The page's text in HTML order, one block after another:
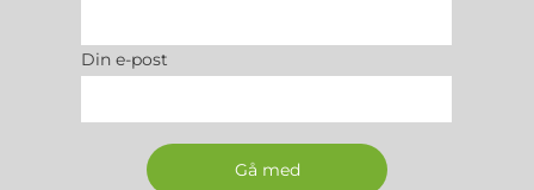
Din e-post